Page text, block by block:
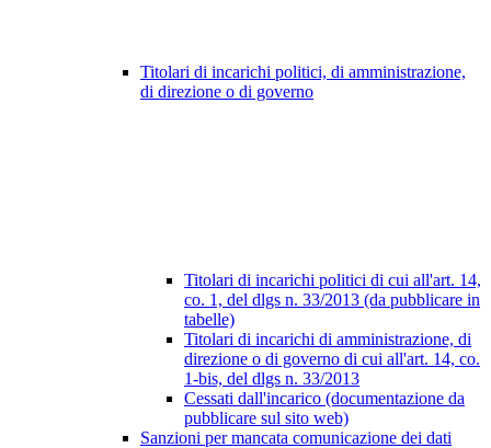
Titolari di incarichi politici, di amministrazione,
di direzione o di governo
Titolari di incarichi politici di cui all'art. 14,
co. 1, del dlgs n. 33/2013 (da pubblicare in
tabelle)
Titolari di incarichi di amministrazione, di
direzione o di governo di cui all'art. 14, co.
1-bis, del dlgs n. 33/2013
Cessati dall'incarico (documentazione da
pubblicare sul sito web)
Sanzioni per mancata comunicazione dei dati